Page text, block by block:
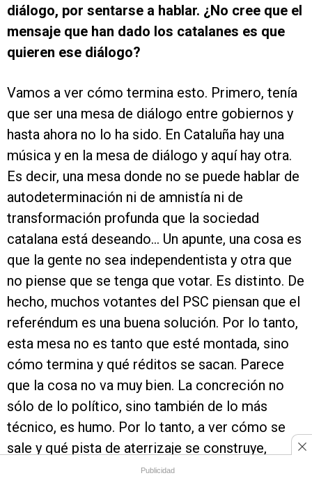
diálogo, por sentarse a hablar. ¿No cree que el
mensaje que han dado los catalanes es que
quieren ese diálogo?
Vamos a ver cómo termina esto. Primero, tenía
que ser una mesa de diálogo entre gobiernos y
hasta ahora no lo ha sido. En Cataluña hay una
música y en la mesa de diálogo y aquí hay otra.
Es decir, una mesa donde no se puede hablar de
autodeterminación ni de amnistía ni de
transformación profunda que la sociedad
catalana está deseando… Un apunte, una cosa es
que la gente no sea independentista y otra que
no piense que se tenga que votar. Es distinto. De
hecho, muchos votantes del PSC piensan que el
referéndum es una buena solución. Por lo tanto,
esta mesa no es tanto que esté montada, sino
cómo termina y qué réditos se sacan. Parece
que la cosa no va muy bien. La concreción no
sólo de lo político, sino también de lo más
técnico, es humo. Por lo tanto, a ver cómo se
sale y qué pista de aterrizaje se construye,
porque ERC le va a tener que explicar al país.
Publicidad